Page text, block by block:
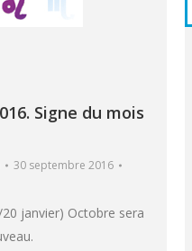
Signe du mois
30 septembre 2016
20 janvier) Octobre sera